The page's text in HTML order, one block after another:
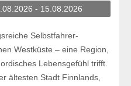
- 15.08.2026
Selbstfahrer-
Westküste – eine Region,
Lebensgefühl trifft.
ältesten Stadt Finnlands,